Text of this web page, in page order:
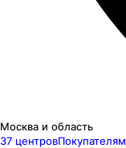
Москва и область
37 центровПокупателям